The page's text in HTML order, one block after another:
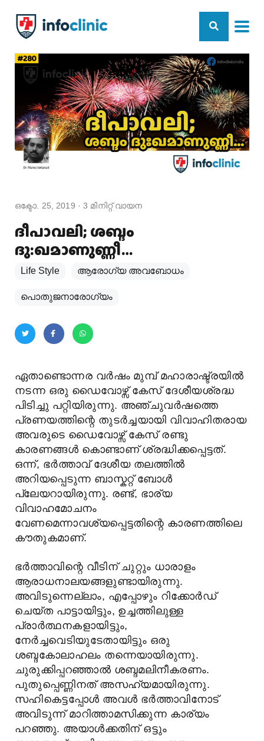
ഒക്ടോ. 25, 2019 ·3 മിനിറ്റ് വായന
ദീപാവലി; ശബ്ദം
ദു:ഖമാണുണ്ണീ…
Life Style ആരോഗ്യ അവബോധം
പൊതുജനാരോഗ്യം
ഏതാണ്ടൊന്നര വർഷം മുമ്പ് മഹാരാഷ്ട്രയിൽ
നടന്ന ഒരു ഡൈവോഴ്സ് കേസ് ദേശീയശ്രദ്ധ
പിടിച്ചു പറ്റിയിരുന്നു. അഞ്ചുവർഷത്തെ
പ്രണയത്തിന്റെ തുടർച്ചയായി വിവാഹിതരായ
അവരുടെ ഡൈവോഴ്സ് കേസ് രണ്ടു
കാരണങ്ങൾ കൊണ്ടാണ് ശ്രദ്ധിക്കപ്പെട്ടത്.
ഒന്ന്, ഭർത്താവ് ദേശീയ തലത്തിൽ
അറിയപ്പെടുന്ന ബാസ്കറ്റ് ബോൾ
പ്ലേയറായിരുന്നു. രണ്ട്, ഭാര്യ
വിവാഹമോചനം
വേണമെന്നാവശ്യപ്പെട്ടതിന്റെ കാരണത്തിലെ
കൗതുകമാണ്.
ഭർത്താവിന്റെ വീടിന് ചുറ്റും ധാരാളം
ആരാധനാലയങ്ങളുണ്ടായിരുന്നു.
അവിടുന്നെല്ലാം, എപ്പോഴും റിക്കോർഡ്
ചെയ്ത പാട്ടായിട്ടും, ഉച്ചത്തിലുള്ള
പ്രാർത്ഥനകളായിട്ടും,
നേർച്ചവെടിയുടേതായിട്ടും ഒരു
ശബ്ദകോലാഹലം തന്നെയായിരുന്നു.
ചുരുക്കിപ്പറഞ്ഞാൽ ശബ്ദമലിനീകരണം.
പുതുപ്പെണ്ണിനത് അസഹ്യമായിരുന്നു.
സഹികെട്ടപ്പോൾ അവൾ ഭർത്താവിനോട്
അവിടുന്ന് മാറിത്താമസിക്കുന്ന കാര്യം
പറഞ്ഞു. അയാൾക്കതിന് ഒട്ടും